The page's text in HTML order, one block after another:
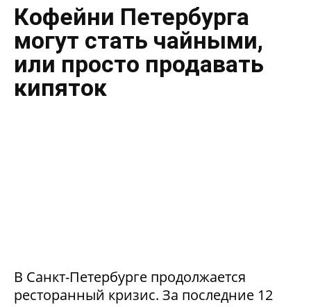
Кофейни Петербурга
могут стать чайными,
или просто продавать
кипяток
В Санкт-Петербурге продолжается
ресторанный кризис. За последние 12